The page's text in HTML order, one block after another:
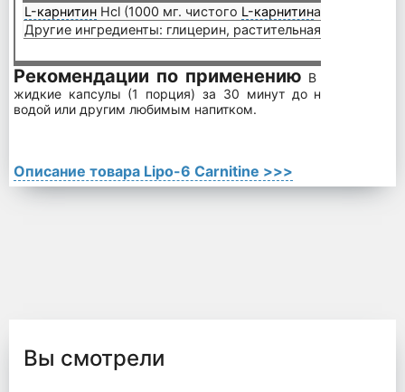
L-карнитин Hcl (1000 мг. чистого L-карнитина)
Другие ингредиенты: глицерин, растительная
Рекомендации по применению В
жидкие капсулы (1 порция) за 30 минут до начала
водой или другим любимым напитком.
Описание товара Lipo-6 Carnitine >>>
Вы смотрели